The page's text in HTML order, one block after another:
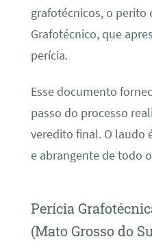
grafotécnicos, o perito
Grafotécnico, que
perícia.
Esse documento
passo do processo
veredito final. O laudo
e abrangente de todo
Perícia
(Mato Grosso do